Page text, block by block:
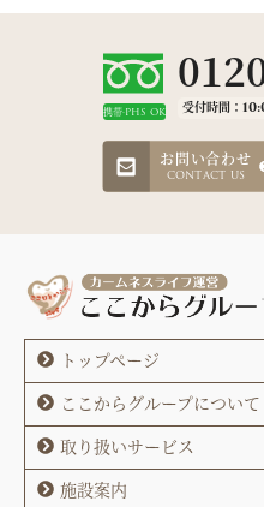
携帯·PHS OK 受付時間：
お問い合わせ
CONTACT US
トップページ
ここからグループについて
取り扱いサービス
施設案内